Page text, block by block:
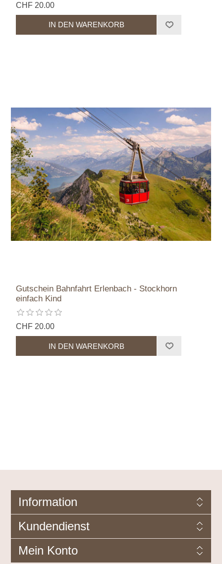
CHF 20.00
Gutschein Bahnfahrt Erlenbach - Stockhorn
einfach Kind
CHF 20.00
Information
Kundendienst
Mein Konto